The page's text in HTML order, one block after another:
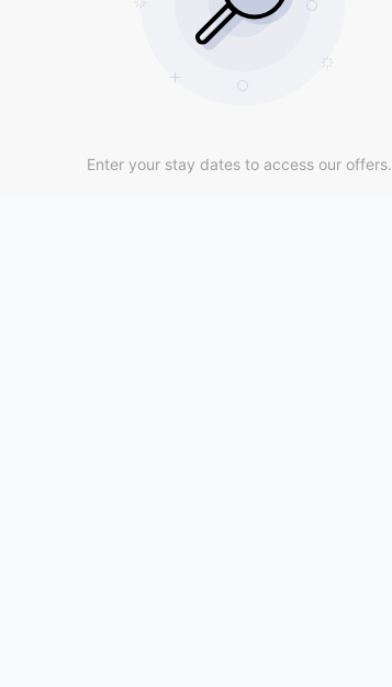
Enter your stay dates to access our offers.